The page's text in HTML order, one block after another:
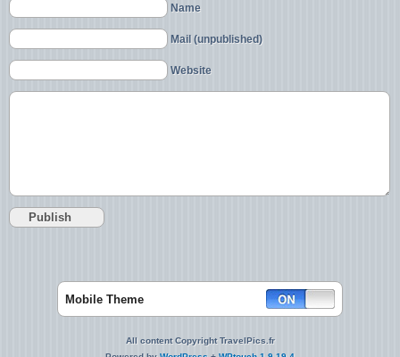
Name
Mail (unpublished)
Website
Mobile Theme
All content Copyright TravelPics.fr